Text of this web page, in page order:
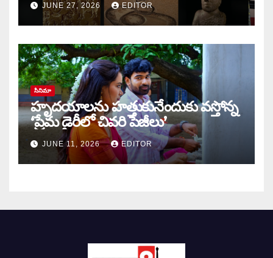
JUNE 27, 2026 EDITOR
సినిమా
హృదయాలను హత్తుకునేందుకు వస్తోన్న
‘ప్రేమ డైరీలో చివరి పేజీలు’
JUNE 11, 2026 EDITOR